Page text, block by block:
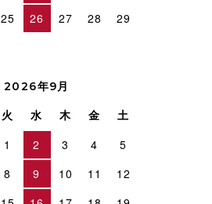
25 26 27 28
29
2026年9月
火 水 木 金 土
1 2 3 4
5
8 9 10 11
12